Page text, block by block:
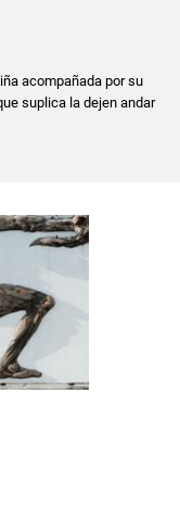
acompañada por su
suplica la dejen andar